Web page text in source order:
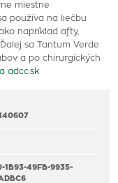
miestne
používa na liečbu
napríklad afty,
sa Tantum Verde
a po chirurgických
adcc.sk
1B93-49FB-9935-